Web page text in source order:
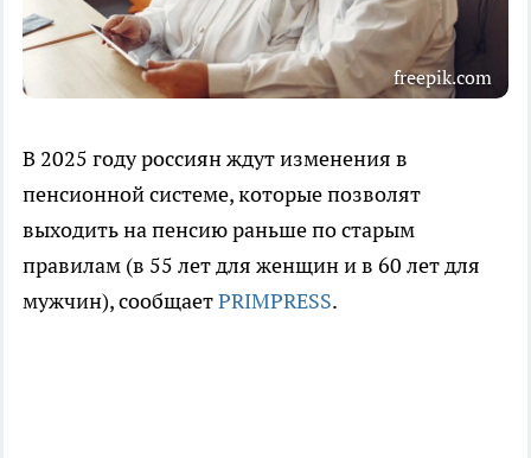
freepik.com
В 2025 году россиян ждут изменения в
пенсионной системе, которые позволят
выходить на пенсию раньше по старым
правилам (в 55 лет для женщин и в 60 лет для
мужчин), сообщаетPRIMPRESS.